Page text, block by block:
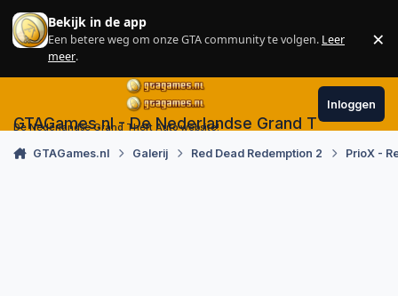
Skip to content
Bekijk in de app
Een betere weg om onze GTA community te volgen. Leer
meer.
×
GTAGames.nl - De Nederlandse Grand Theft Auto
De Nederlandse Grand Theft Auto website!
Inloggen
GTAGames.nl Galerij Red Dead Redemption 2 PrioX -